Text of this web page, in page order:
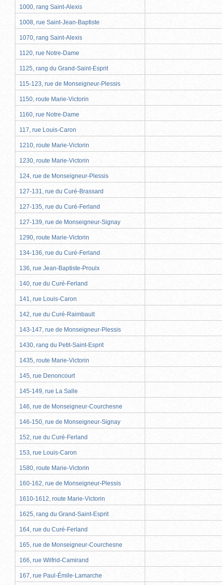
1000, rang Saint-Alexis
1008, rue Saint-Jean-Baptiste
1070, rang Saint-Alexis
1120, rue Notre-Dame
1125, rang du Grand-Saint-Esprit
115-123, rue de Monseigneur-Plessis
1150, route Marie-Victorin
1160, rue Notre-Dame
117, rue Louis-Caron
1210, route Marie-Victorin
1230, route Marie-Victorin
124, rue de Monseigneur-Plessis
127-131, rue du Curé-Brassard
127-135, rue du Curé-Ferland
127-139, rue de Monseigneur-Signay
1290, route Marie-Victorin
134-136, rue du Curé-Ferland
136, rue Jean-Baptiste-Proulx
140, rue du Curé-Ferland
141, rue Louis-Caron
142, rue du Curé-Raimbault
143-147, rue de Monseigneur-Plessis
1430, rang du Petit-Saint-Esprit
1435, route Marie-Victorin
145, rue Denoncourt
145-149, rue La Salle
146, rue de Monseigneur-Courchesne
146-150, rue de Monseigneur-Signay
152, rue du Curé-Ferland
153, rue Louis-Caron
1580, route Marie-Victorin
160-162, rue de Monseigneur-Plessis
1610-1612, route Marie-Victorin
1625, rang du Grand-Saint-Esprit
164, rue du Curé-Ferland
165, rue de Monseigneur-Courchesne
166, rue Wilfrid-Camirand
167, rue Paul-Émile-Lamarche